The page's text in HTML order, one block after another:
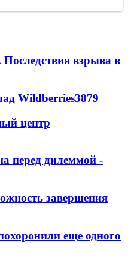
Последствия взрыва в
Wildberries3879
центр
перед дилеммой -
завершения
еще одного